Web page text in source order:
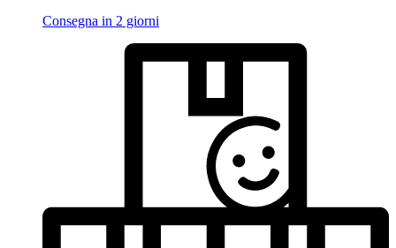
Consegna in 2 giorni